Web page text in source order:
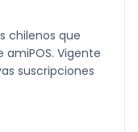
chilenos que
Vigente
suscripciones